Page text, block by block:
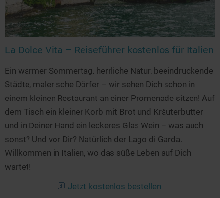
La Dolce Vita – Reiseführer kostenlos für Italien
Ein warmer Sommertag, herrliche Natur, beeindruckende
Städte, malerische Dörfer – wir sehen Dich schon in
einem kleinen Restaurant an einer Promenade sitzen! Auf
dem Tisch ein kleiner Korb mit Brot und Kräuterbutter
und in Deiner Hand ein leckeres Glas Wein – was auch
sonst? Und vor Dir? Natürlich der Lago di Garda.
Willkommen in Italien, wo das süße Leben auf Dich
wartet!
Jetzt kostenlos bestellen